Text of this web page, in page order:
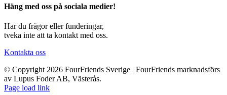
Häng med oss på sociala medier!
Har du frågor eller funderingar,
tveka inte att ta kontakt med oss.
Kontakta oss
© Copyright 2026 FourFriends Sverige | FourFriends marknadsförs
av Lupus Foder AB, Västerås.
Page load link